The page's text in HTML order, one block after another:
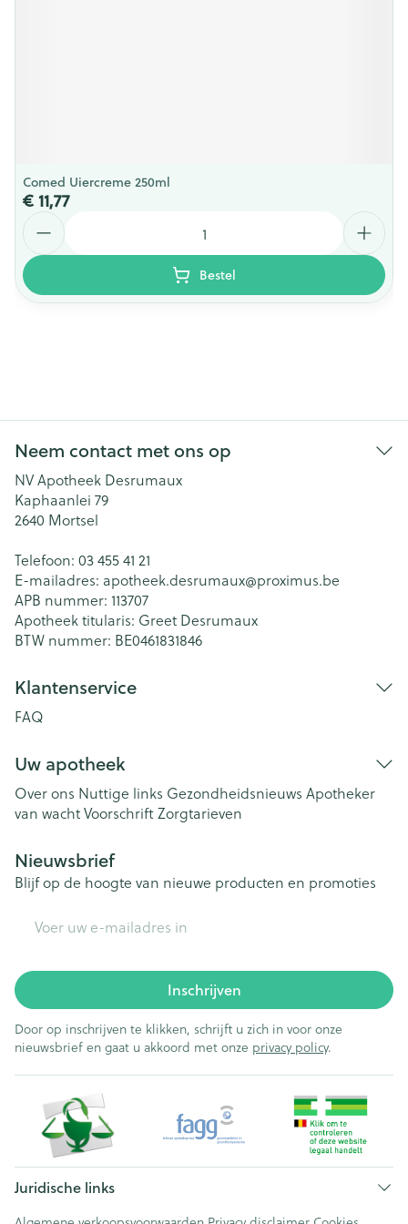
Comed Uiercreme 250ml
€ 11,77
Bestel
Neem contact met ons op
NV Apotheek Desrumaux
Kaphaanlei 79
2640 Mortsel
Telefoon: 03 455 41 21
E-mailadres: apotheek.desrumaux@proximus.be
APB nummer: 113707
Apotheek titularis: Greet Desrumaux
BTW nummer: BE0461831846
Klantenservice
FAQ
Uw apotheek
Over ons Nuttige links Gezondheidsnieuws Apotheker
van wachtVoorschriftZorgtarieven
Nieuwsbrief
Blijf op de hoogte van nieuwe producten en promoties
Inschrijven
Door op inschrijven te klikken, schrijft u zich in voor onze
nieuwsbrief en gaat u akkoord met onze privacy policy.
Juridische links